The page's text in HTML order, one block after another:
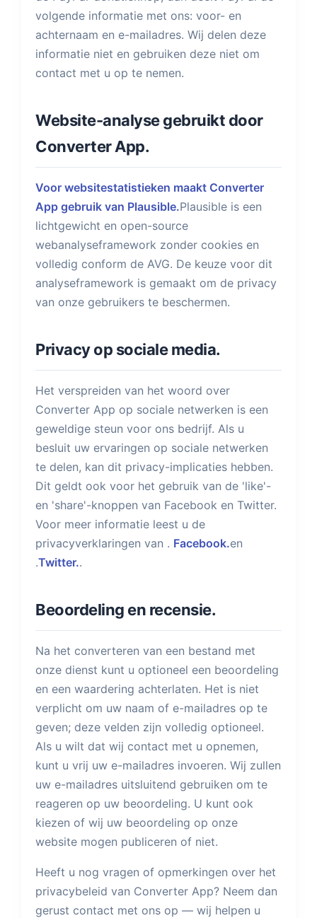
volgende informatie met ons: voor- en
achternaam en e-mailadres. Wij delen deze
informatie niet en gebruiken deze niet om
contact met u op te nemen.
Website-analyse gebruikt door
Converter App.
Voor websitestatistieken maakt Converter
App gebruik van Plausible.Plausible is een
lichtgewicht en open-source
webanalyseframework zonder cookies en
volledig conform de AVG. De keuze voor dit
analyseframework is gemaakt om de privacy
van onze gebruikers te beschermen.
Privacy op sociale media.
Het verspreiden van het woord over
Converter App op sociale netwerken is een
geweldige steun voor ons bedrijf. Als u
besluit uw ervaringen op sociale netwerken
te delen, kan dit privacy-implicaties hebben.
Dit geldt ook voor het gebruik van de 'like'-
en 'share'-knoppen van Facebook en Twitter.
Voor meer informatie leest u de
privacyverklaringen van . Facebook.en
.Twitter..
Beoordeling en recensie.
Na het converteren van een bestand met
onze dienst kunt u optioneel een beoordeling
en een waardering achterlaten. Het is niet
verplicht om uw naam of e-mailadres op te
geven; deze velden zijn volledig optioneel.
Als u wilt dat wij contact met u opnemen,
kunt u vrij uw e-mailadres invoeren. Wij zullen
uw e-mailadres uitsluitend gebruiken om te
reageren op uw beoordeling. U kunt ook
kiezen of wij uw beoordeling op onze
website mogen publiceren of niet.
Heeft u nog vragen of opmerkingen over het
privacybeleid van Converter App? Neem dan
gerust contact met ons op — wij helpen u